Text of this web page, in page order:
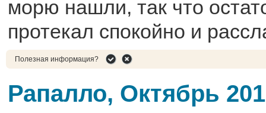
морю нашли, так что
протекал спокойно и
Полезная информация?
Рапалло, Октябрь